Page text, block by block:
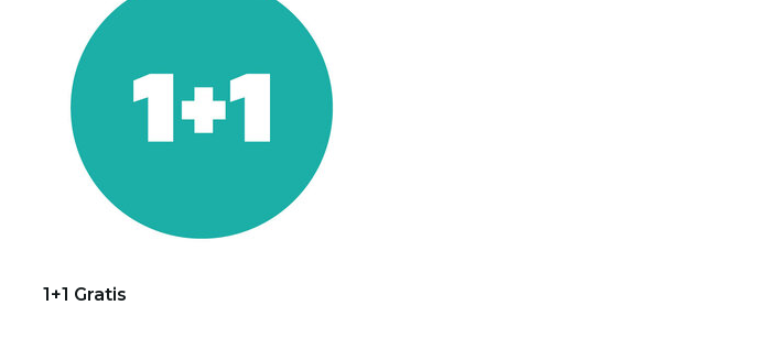
1+1 Gratis